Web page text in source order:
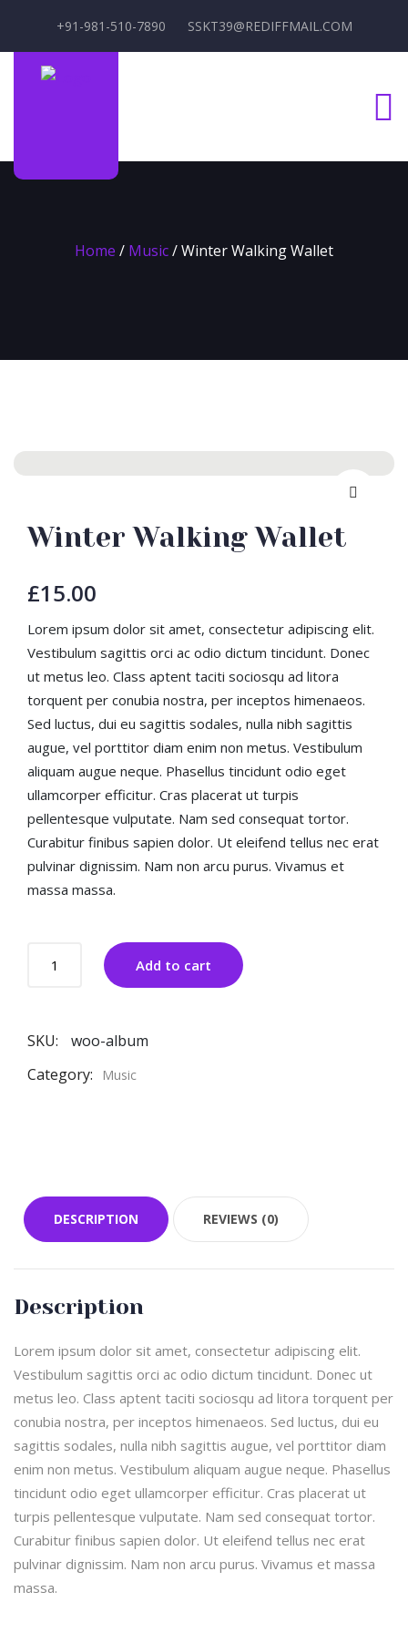
+91-981-510-7890 SSKT39@REDIFFMAIL.COM
Home / Music/ Winter Walking Wallet
Winter Walking Wallet
£15.00
Lorem ipsum dolor sit amet, consectetur adipiscing elit.
Vestibulum sagittis orci ac odio dictum tincidunt. Donec
ut metus leo. Class aptent taciti sociosqu ad litora
torquent per conubia nostra, per inceptos himenaeos.
Sed luctus, dui eu sagittis sodales, nulla nibh sagittis
augue, vel porttitor diam enim non metus. Vestibulum
aliquam augue neque. Phasellus tincidunt odio eget
ullamcorper efficitur. Cras placerat ut turpis
pellentesque vulputate. Nam sed consequat tortor.
Curabitur finibus sapien dolor. Ut eleifend tellus nec erat
pulvinar dignissim. Nam non arcu purus. Vivamus et
massa massa.
Add to cart
SKU:
woo-album
Category:
Music
DESCRIPTION REVIEWS (0)
Description
Lorem ipsum dolor sit amet, consectetur adipiscing elit.
Vestibulum sagittis orci ac odio dictum tincidunt. Donec ut
metus leo. Class aptent taciti sociosqu ad litora torquent per
conubia nostra, per inceptos himenaeos. Sed luctus, dui eu
sagittis sodales, nulla nibh sagittis augue, vel porttitor diam
enim non metus. Vestibulum aliquam augue neque. Phasellus
tincidunt odio eget ullamcorper efficitur. Cras placerat ut
turpis pellentesque vulputate. Nam sed consequat tortor.
Curabitur finibus sapien dolor. Ut eleifend tellus nec erat
pulvinar dignissim. Nam non arcu purus. Vivamus et massa
massa.